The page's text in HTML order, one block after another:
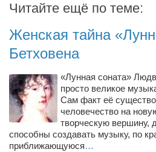
Читайте ещё по теме:
Женская тайна
Бетховена
«Лунная соната»
просто великое
Сам факт её
человечество на
творческую вершину,
способны создавать музыку, по
приближающуюся…